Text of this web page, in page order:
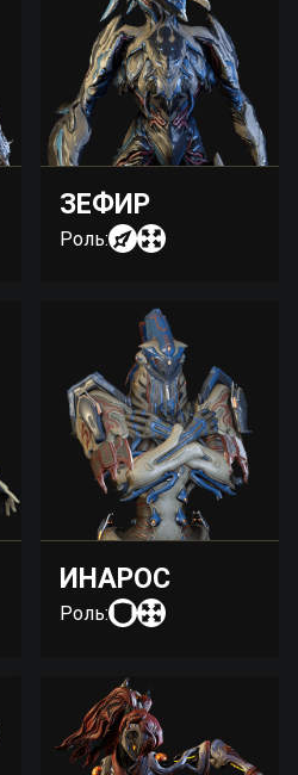
ЗЕФИР
Роль:
ИНАРОС
Роль: